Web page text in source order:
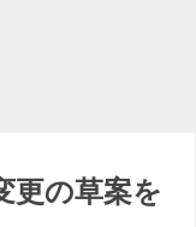
更の草案を